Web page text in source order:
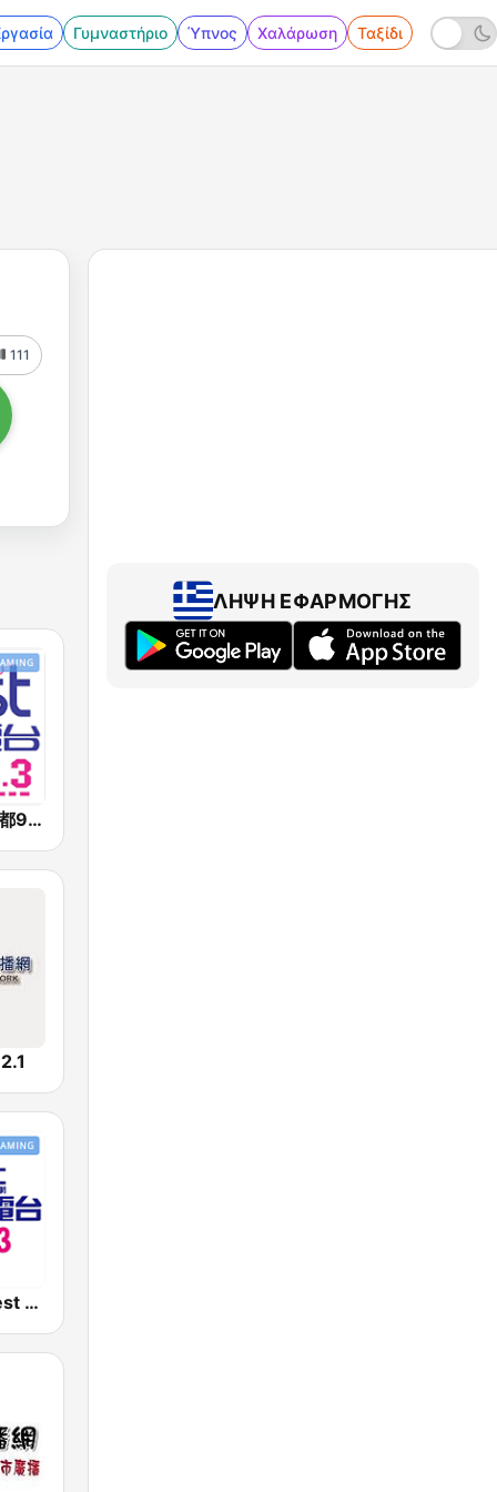
Γυμναστήριο Ύπνος Χαλάρωση Ταξίδι
111
好事聯播網 港都983 Best Radio FM98.3
好事聯播網 Best Radio FM90.3
ΛΉΨΗ ΕΦΑΡΜΟΓΉΣ